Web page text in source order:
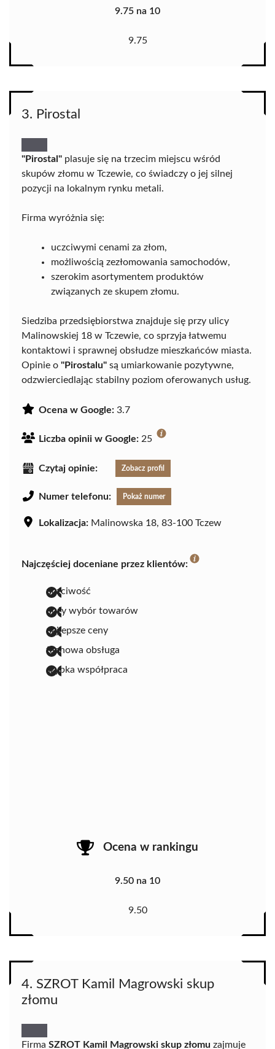
9.75 na 10
9.75
3. Pirostal
"Pirostal" plasuje się na trzecim miejscu wśród
skupów złomu w Tczewie, co świadczy o jej silnej
pozycji na lokalnym rynku metali.
Firma wyróżnia się:
uczciwymi cenami za złom,
możliwością zezłomowania samochodów,
szerokim asortymentem produktów
związanych ze skupem złomu.
Siedziba przedsiębiorstwa znajduje się przy ulicy
Malinowskiej 18 w Tczewie, co sprzyja łatwemu
kontaktowi i sprawnej obsłudze mieszkańców miasta.
Opinie o "Pirostalu" są umiarkowanie pozytywne,
odzwierciedlając stabilny poziom oferowanych usług.
Ocena w Google: 3.7
Liczba opinii w Google: 25
Czytaj opinie: Zobacz profil
Numer telefonu: Pokaż numer
Lokalizacja: Malinowska 18, 83-100 Tczew
Najczęściej doceniane przez klientów:
uczciwość
duży wybór towarów
najlepsze ceny
fachowa obsługa
szybka współpraca
Ocena w rankingu
9.50 na 10
9.50
4. SZROT Kamil Magrowski skup
złomu
Firma SZROT Kamil Magrowski skup złomu zajmuje